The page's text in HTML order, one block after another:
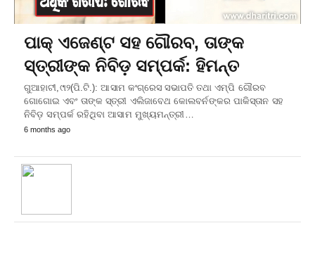
ପାକ୍‌ ଏଜେଣ୍ଟ ସହ ଗୌରବ, ତାଙ୍କ
ସ୍ତ୍ରୀଙ୍କ ନିବିଡ଼ ସମ୍ପର୍କ: ହିମନ୍ତ
ଗୁଆହାଟୀ,୯ା୨(ପି.ଟି.): ଆସାମ କଂଗ୍ରେସ ସଭାପତି ତଥା ଏମ୍‌ପି ଗୌରବ
ଗୋଗୋଇ ଏବଂ ତାଙ୍କ ସ୍ତ୍ରୀ ଏଲିଜାବେଥ କୋଲବର୍ନଙ୍କର ପାକିସ୍ତାନ ସହ
ନିବିଡ଼ ସମ୍ପର୍କ ରହିଥିବା ଆସାମ ମୁଖ୍ୟମନ୍ତ୍ରୀ…
6 months ago